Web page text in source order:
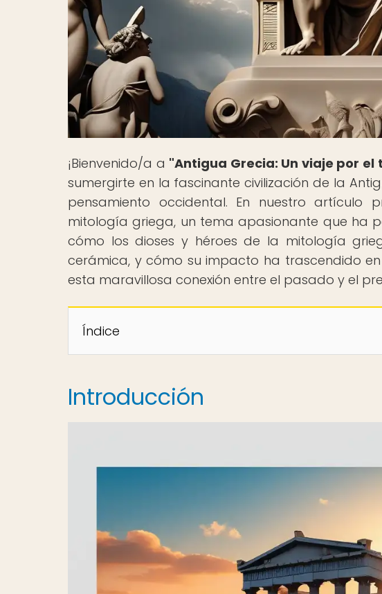
¡Bienvenido/a a "Antigua Grecia: Un viaje por el
sumergirte en la fascinante civilización de la
pensamiento occidental. En nuestro artículo
mitología griega, un tema apasionante que ha
cómo los dioses y héroes de la mitología
cerámica, y cómo su impacto ha trascendido
esta maravillosa conexión entre el pasado y el
Índice
Introducción